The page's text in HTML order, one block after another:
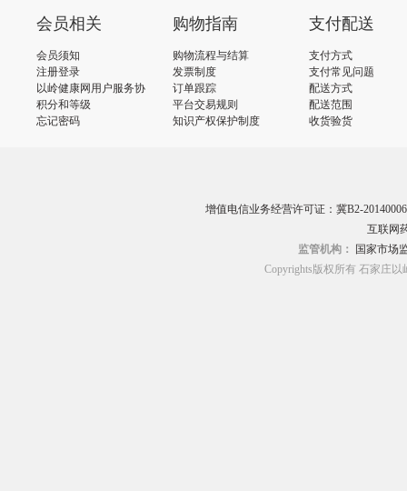
会员相关
会员须知
注册登录
以岭健康网用户服务协
议
积分和等级
忘记密码
购物指南
购物流程与结算
发票制度
订单跟踪
平台交易规则
知识产权保护制度
支付配送
支付方式
支付常见问题
配送方式
配送范围
收货验货
增值电信业务经营许可证：冀B2-20140006
互联网
监管机构：
国家市场
Copyrights版权所有 石家庄